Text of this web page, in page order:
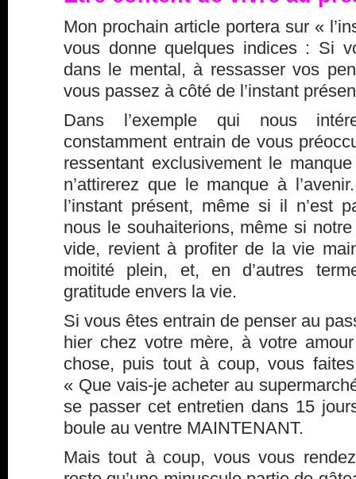
Mon prochain article portera sur «
vous donne quelques indices : Si
dans le mental, à ressasser vos
vous passez à côté de l’instant
Dans l’exemple qui nous
constamment entrain de vous
ressentant exclusivement le
n’attirerez que le manque à
l’instant présent, même si il n’est
nous le souhaiterions, même si
vide, revient à profiter de la vie
moitité plein, et, en d’autres
gratitude envers la vie.
Si vous êtes entrain de penser au
hier chez votre mère, à votre
chose, puis tout à coup, vous
« Que vais-je acheter au
se passer cet entretien dans 15
boule au ventre MAINTENANT.
Mais tout à coup, vous vous